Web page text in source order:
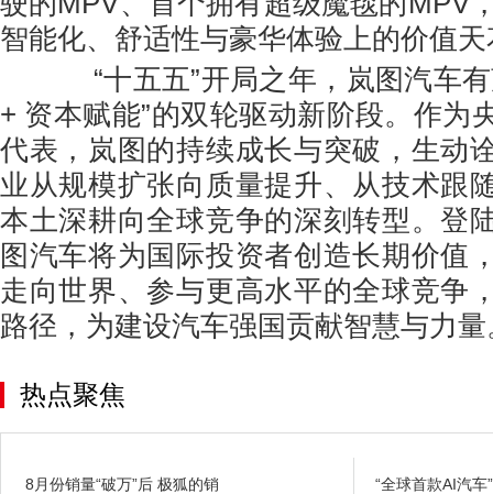
智能化、舒适性与豪华体验上的价值
“十五五”开局之年，岚图汽车有
+ 资本赋能”的双轮驱动新阶段。作为
代表，岚图的持续成长与突破，生动
业从规模扩张向质量提升、从技术跟
本土深耕向全球竞争的深刻转型。登
图汽车将为国际投资者创造长期价值
走向世界、参与更高水平的全球竞争
路径，为建设汽车强国贡献智慧与力量
热点聚焦
8月份销量“破万”后 极狐的销 “全球首款AI汽车